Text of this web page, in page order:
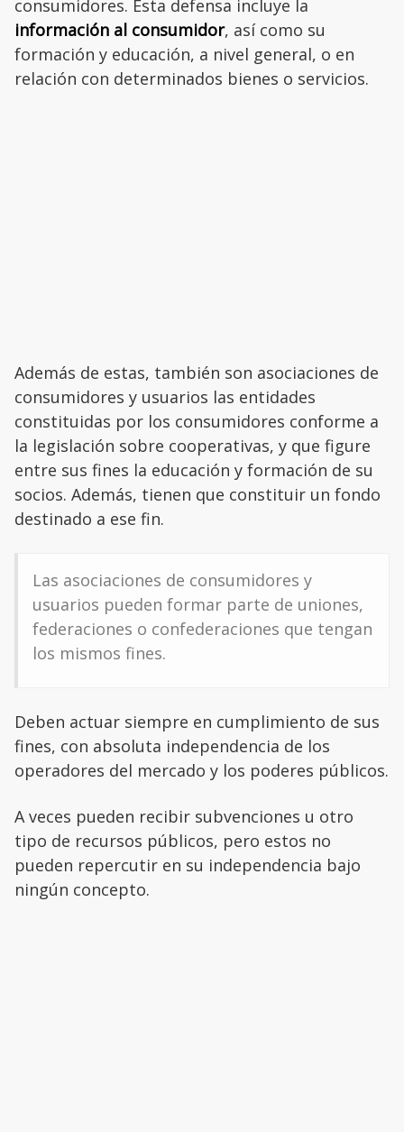
consumidores. Esta defensa incluye la
información al consumidor, así como su
formación y educación, a nivel general, o en
relación con determinados bienes o servicios.
Además de estas, también son asociaciones de
consumidores y usuarios las entidades
constituidas por los consumidores conforme a
la legislación sobre cooperativas, y que figure
entre sus fines la educación y formación de su
socios. Además, tienen que constituir un fondo
destinado a ese fin.
Las asociaciones de consumidores y
usuarios pueden formar parte de uniones,
federaciones o confederaciones que tengan
los mismos fines.
Deben actuar siempre en cumplimiento de sus
fines, con absoluta independencia de los
operadores del mercado y los poderes públicos.
A veces pueden recibir subvenciones u otro
tipo de recursos públicos, pero estos no
pueden repercutir en su independencia bajo
ningún concepto.